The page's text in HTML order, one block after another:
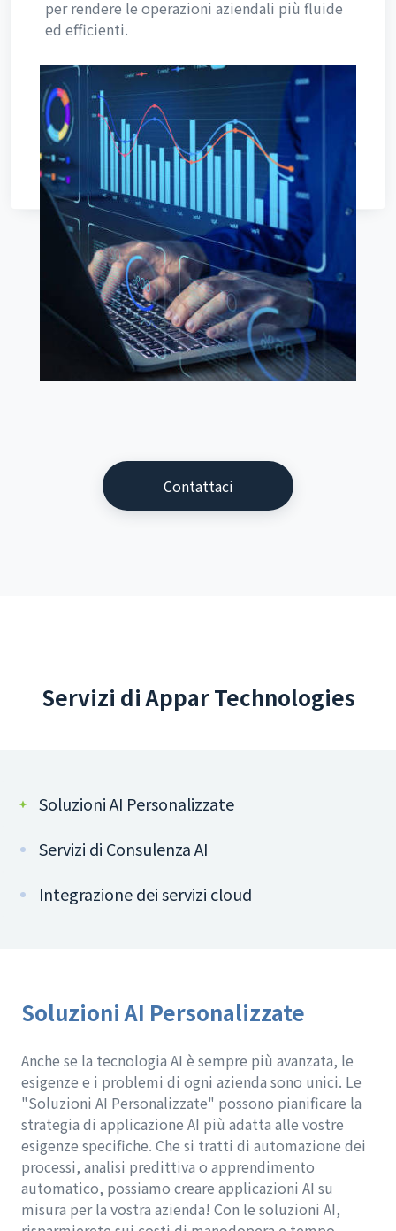
per rendere le operazioni aziendali più fluide
ed efficienti.
Contattaci
Servizi di Appar Technologies
Soluzioni AI Personalizzate
Servizi di Consulenza AI
Integrazione dei servizi cloud
Soluzioni AI Personalizzate
Anche se la tecnologia AI è sempre più avanzata, le
esigenze e i problemi di ogni azienda sono unici. Le
"Soluzioni AI Personalizzate" possono pianificare la
strategia di applicazione AI più adatta alle vostre
esigenze specifiche. Che si tratti di automazione dei
processi, analisi predittiva o apprendimento
automatico, possiamo creare applicazioni AI su
misura per la vostra azienda! Con le soluzioni AI,